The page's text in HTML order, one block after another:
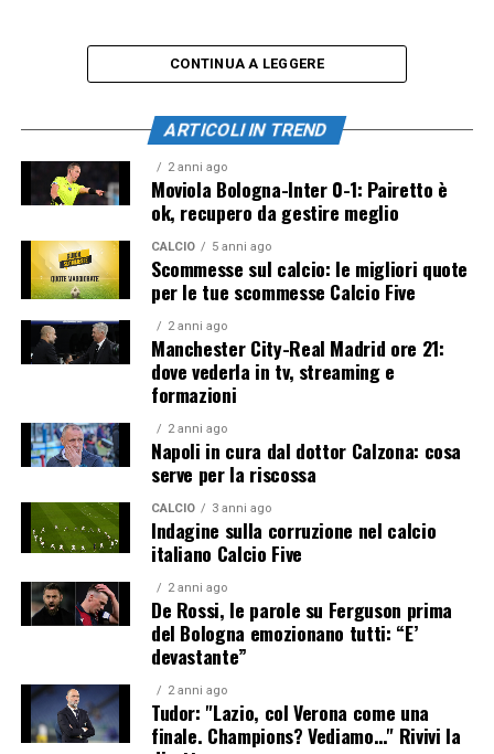
CONTINUA A LEGGERE
ARTICOLI IN TREND
2 anni ago
Moviola Bologna-Inter 0-1: Pairetto è
ok, recupero da gestire meglio
CALCIO 5 anni ago
Scommesse sul calcio: le migliori quote
per le tue scommesse Calcio Five
2 anni ago
Manchester City-Real Madrid ore 21:
dove vederla in tv, streaming e
formazioni
2 anni ago
Napoli in cura dal dottor Calzona: cosa
serve per la riscossa
CALCIO 3 anni ago
Indagine sulla corruzione nel calcio
italiano Calcio Five
2 anni ago
De Rossi, le parole su Ferguson prima
del Bologna emozionano tutti: “E’
devastante”
2 anni ago
Tudor: "Lazio, col Verona come una
finale. Champions? Vediamo…" Rivivi la